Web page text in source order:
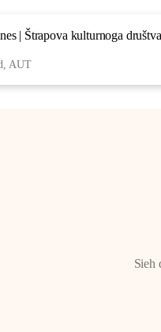
| Štrapova kulturnoga društva
AUT
Sieh